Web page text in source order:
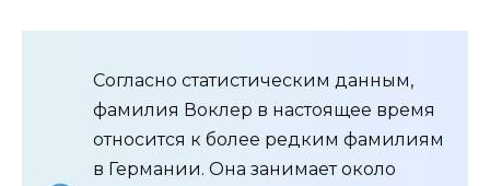
Согласно статистическим данным,
фамилия Воклер в настоящее время
относится к более редким фамилиям
в Германии. Она занимает около